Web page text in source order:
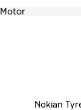
Nokian